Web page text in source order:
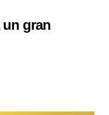
un gran